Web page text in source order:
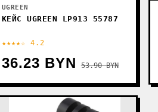
UGREEN
КЕЙС UGREEN LP913 55787
★★★★☆ 4.2
36.23 BYN 53.90 BYN